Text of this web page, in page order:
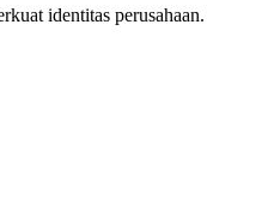
identitas perusahaan.